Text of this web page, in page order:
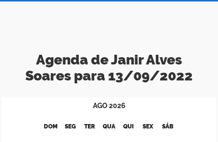
Agenda de Janir Alves
Soares para 13/09/2022
AGO 2026
DOM SEG TER QUA QUI SEX SÁB